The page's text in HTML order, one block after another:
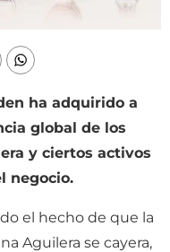
ha adquirido a
global de los
y ciertos activos
negocio.
el hecho de que la
Aguilera se cayera,